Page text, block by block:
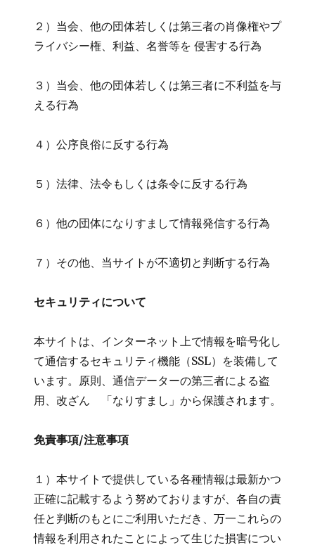
２）当会、他の団体若しくは第三者の肖像権やプ
ライバシー権、利益、名誉等を 侵害する行為
３）当会、他の団体若しくは第三者に不利益を与
える行為
４）公序良俗に反する行為
５）法律、法令もしくは条令に反する行為
６）他の団体になりすまして情報発信する行為
７）その他、当サイトが不適切と判断する行為
セキュリティについて
本サイトは、インターネット上で情報を暗号化し
て通信するセキュリティ機能（SSL）を装備して
います。原則、通信データーの第三者による盗
用、改ざん 「なりすまし」から保護されます。
免責事項/注意事項
１）本サイトで提供している各種情報は最新かつ
正確に記載するよう努めておりますが、各自の責
任と判断のもとにご利用いただき、万一これらの
情報を利用されたことによって生じた損害につい